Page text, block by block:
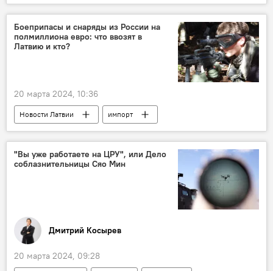
Латвийское общество ресторанов
гастротуризм
Боеприпасы и снаряды из России на
полмиллиона евро: что ввозят в
Латвию и кто?
20 марта 2024, 10:36
Новости Латвии
импорт
боеприпасы
оружие Россия
"Вы уже работаете на ЦРУ", или Дело
соблазнительницы Сяо Мин
Дмитрий Косырев
20 марта 2024, 09:28